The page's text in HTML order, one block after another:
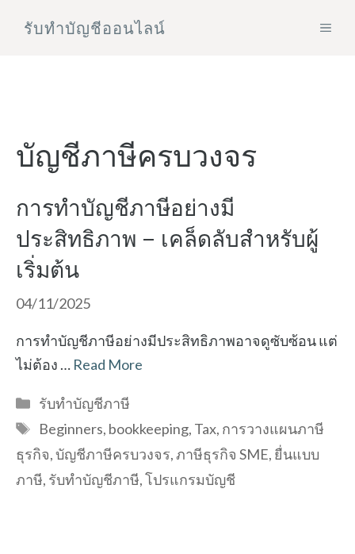
รับทําบัญชีออนไลน์
บัญชีภาษีครบวงจร
การทำบัญชีภาษีอย่างมี
ประสิทธิภาพ – เคล็ดลับสำหรับผู้
เริ่มต้น
04/11/2025
การทำบัญชีภาษีอย่างมีประสิทธิภาพอาจดูซับซ้อน แต่
ไม่ต้อง … Read More
Categories
รับทำบัญชีภาษี
Tags
Beginners, bookkeeping, Tax, การวางแผนภาษี
ธุรกิจ,บัญชีภาษีครบวงจร,ภาษีธุรกิจ SME, ยื่นแบบ
ภาษี, รับทำบัญชีภาษี,โปรแกรมบัญชี